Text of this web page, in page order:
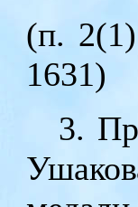
(п.
1631)
3.